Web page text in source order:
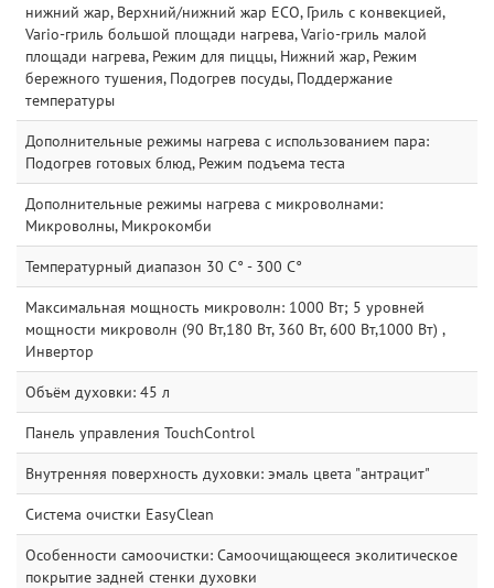
нижний жар, Верхний/нижний жар ECO, Гриль с конвекцией,
Vario-гриль большой площади нагрева, Vario-гриль малой
площади нагрева, Режим для пиццы, Нижний жар, Режим
бережного тушения, Подогрев посуды, Поддержание
температуры
Дополнительные режимы нагрева с использованием пара:
Подогрев готовых блюд, Режим подъема теста
Дополнительные режимы нагрева с микроволнами:
Микроволны, Микрокомби
Температурный диапазон 30 C° - 300 C°
Максимальная мощность микроволн: 1000 Вт; 5 уровней
мощности микроволн (90 Вт,180 Вт, 360 Вт, 600 Вт,1000 Вт) ,
Инвертор
Объём духовки: 45 л
Панель управления TouchControl
Внутренняя поверхность духовки: эмаль цвета "антрацит"
Система очистки EasyClean
Особенности самоочистки: Самоочищающееся эколитическое
покрытие задней стенки духовки